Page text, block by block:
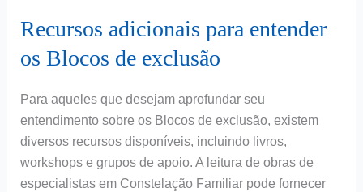
Recursos adicionais para entender
os Blocos de exclusão
Para aqueles que desejam aprofundar seu
entendimento sobre os Blocos de exclusão, existem
diversos recursos disponíveis, incluindo livros,
workshops e grupos de apoio. A leitura de obras de
especialistas em Constelação Familiar pode fornecer